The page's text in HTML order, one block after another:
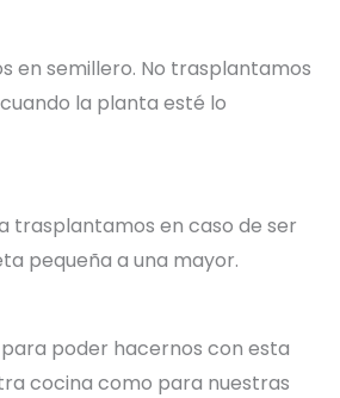
en semillero. No trasplantamos
cuando la planta esté lo
trasplantamos en caso de ser
pequeña a una mayor.
poder hacernos con esta
cocina como para nuestras